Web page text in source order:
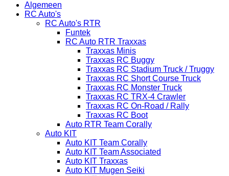
Algemeen
RC Auto's
RC Auto's RTR
Funtek
RC Auto RTR Traxxas
Traxxas Minis
Traxxas RC Buggy
Traxxas RC Stadium Truck / Truggy
Traxxas RC Short Course Truck
Traxxas RC Monster Truck
Traxxas RC TRX-4 Crawler
Traxxas RC On-Road / Rally
Traxxas RC Boot
Auto RTR Team Corally
Auto KIT
Auto KIT Team Corally
Auto KIT Team Associated
Auto KIT Traxxas
Auto KIT Mugen Seiki